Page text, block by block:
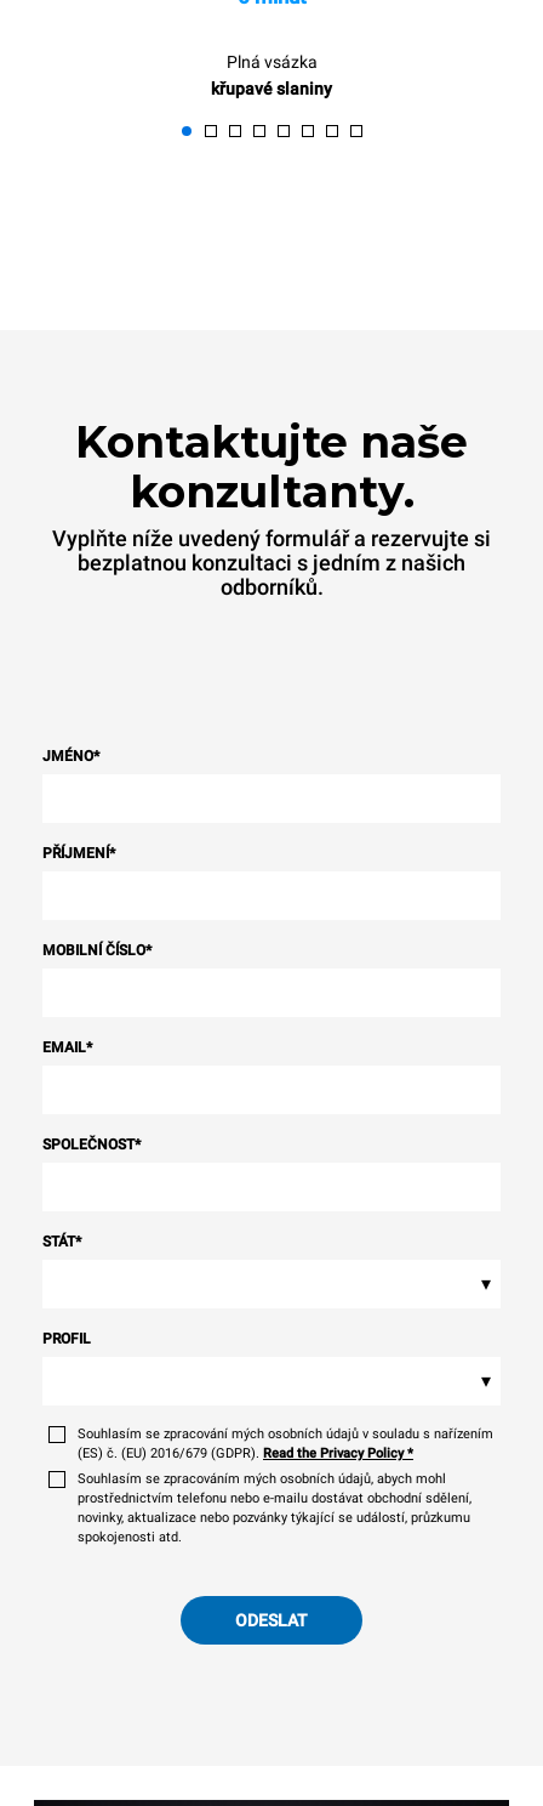
Plná vsázka
křupavé slaniny
Kontaktujte naše
konzultanty.
Vyplňte níže uvedený formulář a rezervujte si
bezplatnou konzultaci s jedním z našich
odborníků.
JMÉNO*
PŘÍJMENÍ *
MOBILNÍ ČÍSLO*
EMAIL*
SPOLEČNOST*
STÁT*
▾
PROFIL
▾
Souhlasím se zpracování mých osobních údajů v souladu s nařízením
(ES) č. (EU) 2016/679 (GDPR). Read the Privacy Policy*
Souhlasím se zpracováním mých osobních údajů, abych mohl
prostřednictvím telefonu nebo e-mailu dostávat obchodní sdělení,
novinky, aktualizace nebo pozvánky týkající se událostí, průzkumu
spokojenosti atd.
ODESLAT